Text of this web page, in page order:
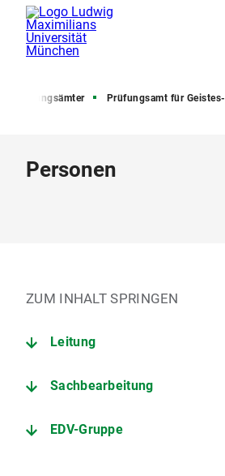
Prüfungsämter Prüfungsamt für Geistes- und Sozialwissenschaften
Personen
ZUM INHALT SPRINGEN
Leitung
Sachbearbeitung
EDV-Gruppe